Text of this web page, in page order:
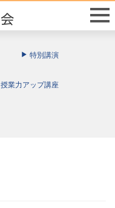
特別講演
授業力アップ講座